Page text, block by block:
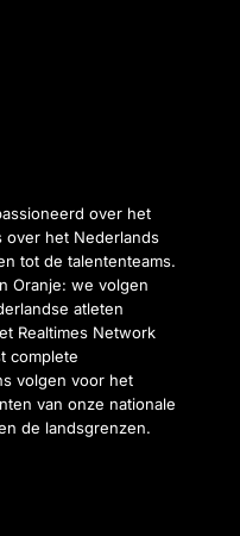
over het
over het Nederlands
tot de talententeams.
Oranje: we volgen
atleten
Realtimes Network
complete
volgen voor het
van onze nationale
de landsgrenzen.